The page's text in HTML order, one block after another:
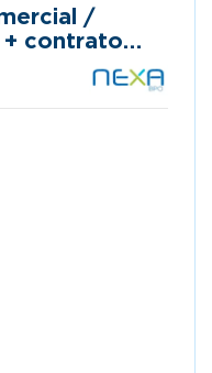
/
+ contrato
medellín